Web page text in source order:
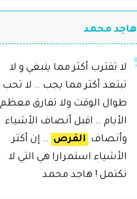
هاجد محمد
لا تقترب أكثر مما ينبغي و لا
تبتعد أكثر مما يجب .. لا تحب
طوال الوقت ولا تفارق معظم
الأيام .. اقبل أنصاف الأشياء
وأنصاف الفرص
.. إن أكثر
الأشياء استمرارا هي التي لا
تكتمل ! هاجد محمد